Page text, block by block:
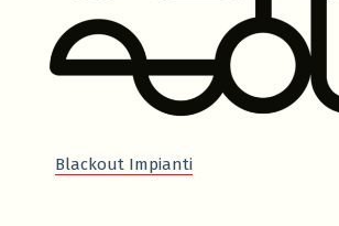
Blackout Impianti